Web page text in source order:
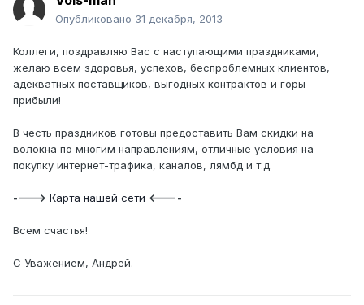
Опубликовано 31 декабря, 2013
Коллеги, поздравляю Вас с наступающими праздниками,
желаю всем здоровья, успехов, беспроблемных клиентов,
адекватных поставщиков, выгодных контрактов и горы
прибыли!
В честь праздников готовы предоставить Вам скидки на
волокна по многим направлениям, отличные условия на
покупку интернет-трафика, каналов, лямбд и т.д.
----> Карта нашей сети <----
Всем счастья!
С Уважением, Андрей.